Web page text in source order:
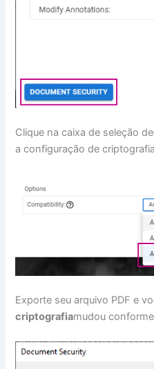
Clique na caixa de seleção de
a configuração de
Exporte seu arquivo PDF e
criptografiamudou